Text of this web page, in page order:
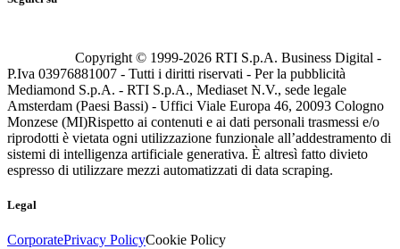
Copyright © 1999-2026 RTI S.p.A. Business Digital -
P.Iva 03976881007 - Tutti i diritti riservati - Per la pubblicità
Mediamond S.p.A. - RTI S.p.A., Mediaset N.V., sede legale
Amsterdam (Paesi Bassi) - Uffici Viale Europa 46, 20093 Cologno
Monzese (MI)Rispetto ai contenuti e ai dati personali trasmessi e/o
riprodotti è vietata ogni utilizzazione funzionale all’addestramento di
sistemi di intelligenza artificiale generativa. È altresì fatto divieto
espresso di utilizzare mezzi automatizzati di data scraping.
Legal
CorporatePrivacy PolicyCookie Policy